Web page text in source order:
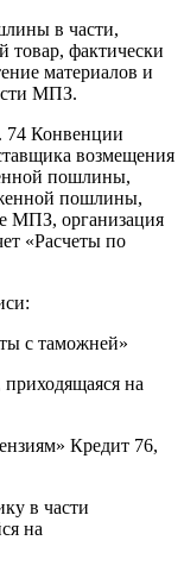
в части,
товар, фактически
материалов и
МПЗ.
74 Конвенции
возмещения
пошлины,
пошлины,
МПЗ, организация
«Расчеты по
с таможней»
на
Кредит 76,
в части
на